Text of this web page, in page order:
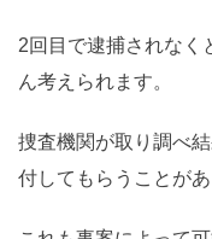
2回目で逮捕されなく
ん考えられます。
捜査機関が取り調べ
付してもらうことがあ